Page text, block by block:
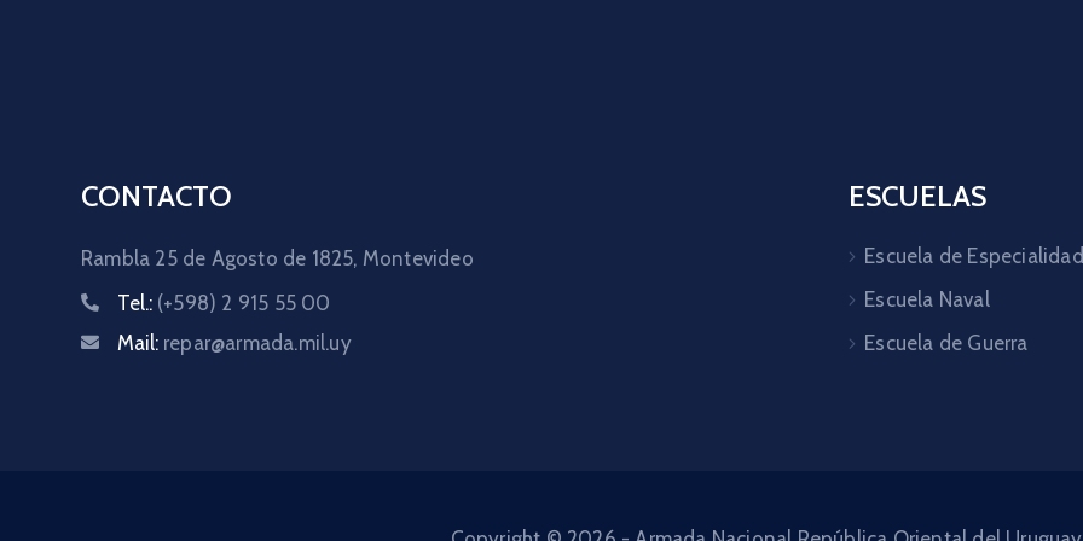
CONTACTO
Rambla 25 de Agosto de 1825, Montevideo
Tel.: (+598) 2 915 55 00
Mail: repar@armada.mil.uy
ESCUELAS
Escuela de
Escuela Naval
Escuela de Guerra